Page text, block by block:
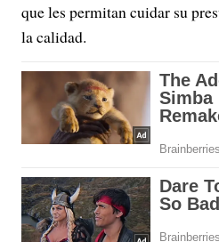
que les permitan cuidar su
la calidad.